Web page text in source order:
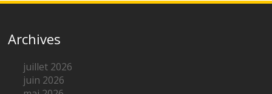
Archives
juillet 2026
juin 2026